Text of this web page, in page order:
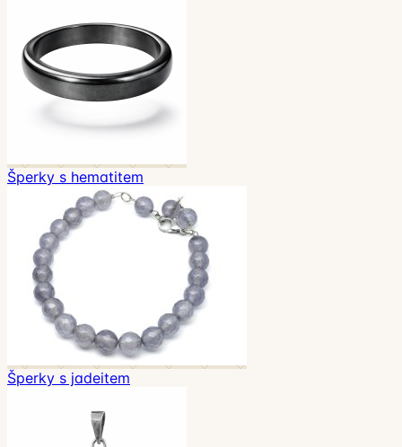
Šperky s hematitem
Šperky s jadeitem